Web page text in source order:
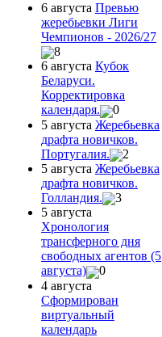
6 августа Превью
жеребьевки Лиги
Чемпионов - 2026/27
8
6 августа Кубок
Беларуси.
Корректировка
календаря.
0
5 августа Жеребьевка
драфта новичков.
Португалия.
2
5 августа Жеребьевка
драфта новичков.
Голландия.
3
5 августа
Хронология
трансферного дня
свободных агентов (5
августа)
0
4 августа
Сформирован
виртуальный
календарь